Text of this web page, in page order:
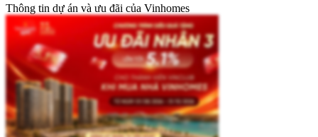
Thông tin dự án và ưu đãi của Vinhomes